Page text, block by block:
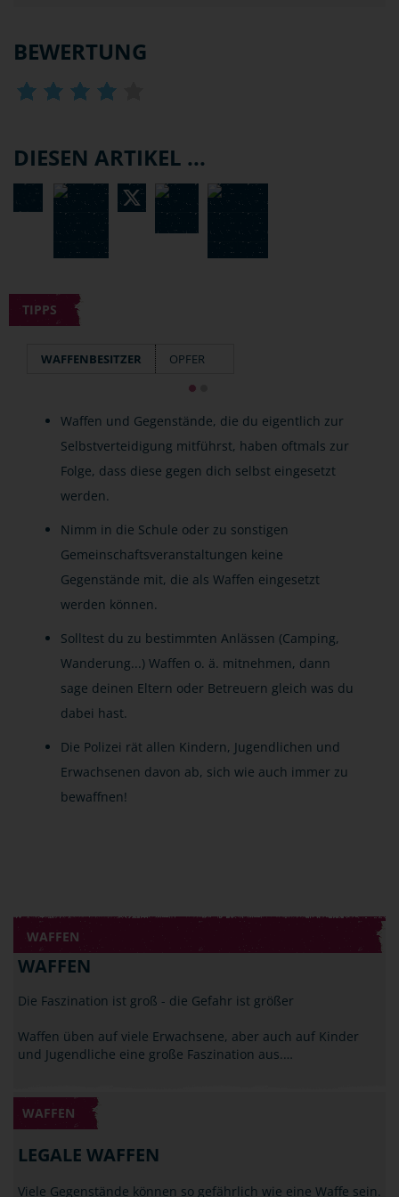
BEWERTUNG
DIESEN ARTIKEL ...
TIPPS
WAFFENBESITZER OPFER
Waffen und Gegenstände, die du eigentlich zur
Selbstverteidigung mitführst, haben oftmals zur
Folge, dass diese gegen dich selbst eingesetzt
werden.
Nimm in die Schule oder zu sonstigen
Gemeinschaftsveranstaltungen keine
Gegenstände mit, die als Waffen eingesetzt
werden können.
Solltest du zu bestimmten Anlässen (Camping,
Wanderung...) Waffen o. ä. mitnehmen, dann
sage deinen Eltern oder Betreuern gleich was du
dabei hast.
Die Polizei rät allen Kindern, Jugendlichen und
Erwachsenen davon ab, sich wie auch immer zu
bewaffnen!
WAFFEN
WAFFEN
Die Faszination ist groß - die Gefahr ist größer
Waffen üben auf viele Erwachsene, aber auch auf Kinder
und Jugendliche eine große Faszination aus.…
WAFFEN
LEGALE WAFFEN
Viele Gegenstände können so gefährlich wie eine Waffe sein.